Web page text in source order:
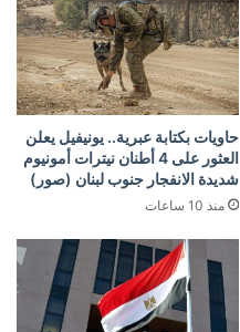
حاويات بكتابة عبرية.. يونيفيل يعلن
العثور على 4 أطنان نيترات أمونيوم
شديدة الانفجار جنوب لبنان (صور)
منذ 10 ساعات